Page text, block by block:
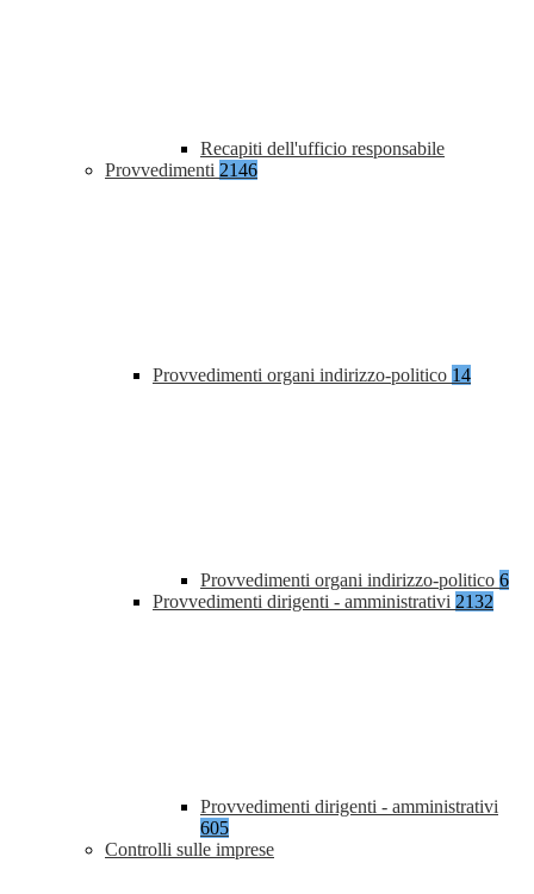
Recapiti dell'ufficio responsabile
Provvedimenti 2146
Provvedimenti organi indirizzo-politico 14
Provvedimenti organi indirizzo-politico 6
Provvedimenti dirigenti - amministrativi 2132
Provvedimenti dirigenti - amministrativi
605
Controlli sulle imprese